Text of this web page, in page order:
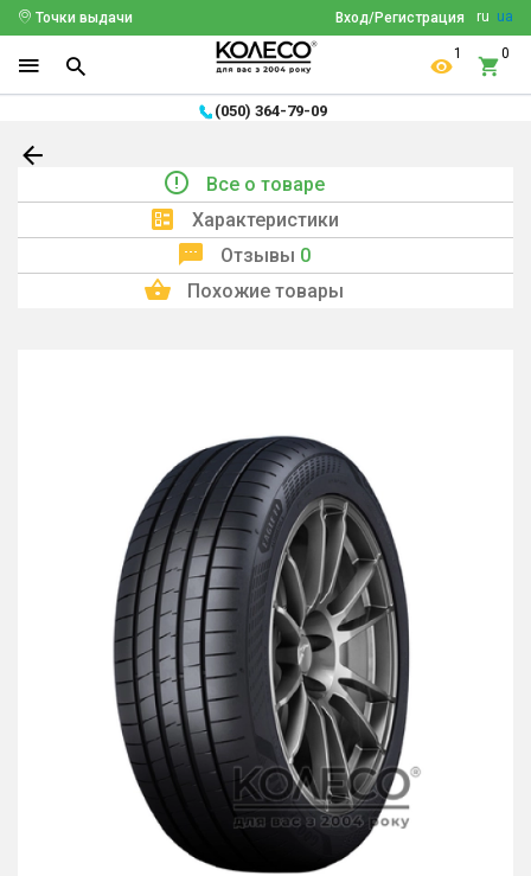
ru ua
Вход/Регистрация
Точки выдачи
1 0
(050) 364-79-09
Все о товаре
Характеристики
Отзывы 0
Похожие товары